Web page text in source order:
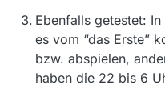
Ebenfalls getestet:
es vom “das Erste”
bzw. abspielen,
haben die 22 bis 6